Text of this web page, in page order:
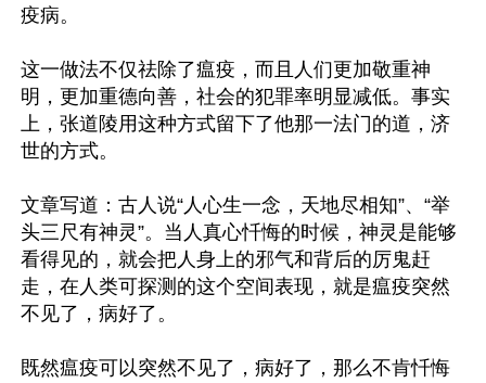
疫病。
这一做法不仅祛除了瘟疫，而且人们更加敬重神
明，更加重德向善，社会的犯罪率明显减低。事实
上，张道陵用这种方式留下了他那一法门的道，济
世的方式。
文章写道：古人说“人心生一念，天地尽相知”、“举
头三尺有神灵”。当人真心忏悔的时候，神灵是能够
看得见的，就会把人身上的邪气和背后的厉鬼赶
走，在人类可探测的这个空间表现，就是瘟疫突然
不见了，病好了。
既然瘟疫可以突然不见了，病好了，那么不肯忏悔